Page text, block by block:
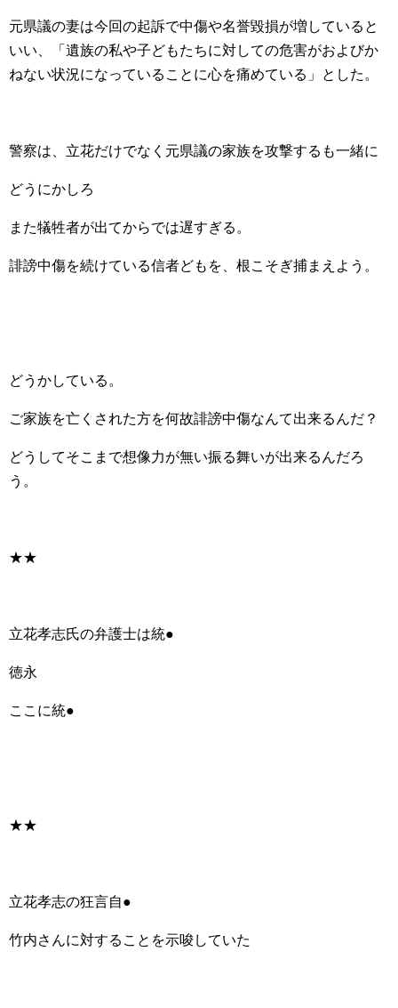
元県議の妻は今回の起訴で中傷や名誉毀損が増していると
いい、「遺族の私や子どもたちに対しての危害がおよびか
ねない状況になっていることに心を痛めている」とした。
警察は、立花だけでなく元県議の家族を攻撃するも一緒に
どうにかしろ
また犠牲者が出てからでは遅すぎる。
誹謗中傷を続けている信者どもを、根こそぎ捕まえよう。
どうかしている。
ご家族を亡くされた方を何故誹謗中傷なんて出来るんだ？
どうしてそこまで想像力が無い振る舞いが出来るんだろ
う。
★★
立花孝志氏の弁護士は統●
徳永
ここに統●
★★
立花孝志の狂言自●
竹内さんに対することを示唆していた